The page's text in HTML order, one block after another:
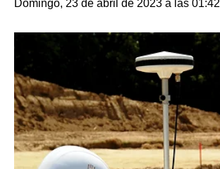
Domingo, 23 de abril de 2023 a las 01:42